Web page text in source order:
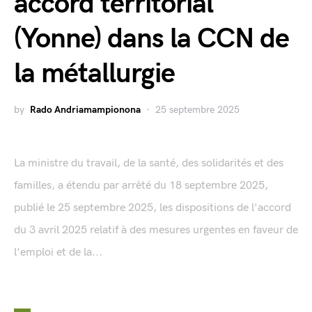
(Yonne) dans la CCN de
la métallurgie
by Rado Andriamampionona 25 septembre 2025
La ministre du travail, de la santé, des solidarités et des
familles, a étendu par arrêté du 18 septembre 2025,
publié le 25 septembre 2025, les dispositions de l'accord
du 3 avril 2025 relatif à des mesures urgentes en faveur de
l'emploi et de la...